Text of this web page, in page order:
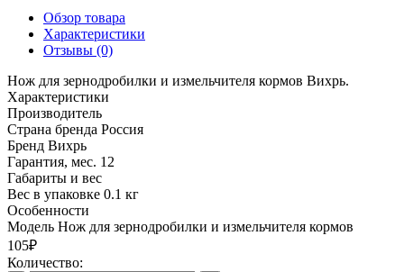
Обзор товара
Характеристики
Отзывы (0)
Нож для зернодробилки и измельчителя кормов Вихрь.
Характеристики
Производитель
Страна бренда Россия
Бренд Вихрь
Гарантия, мес. 12
Габариты и вес
Вес в упаковке 0.1 кг
Особенности
Модель Нож для зернодробилки и измельчителя кормов
105₽
Количество: